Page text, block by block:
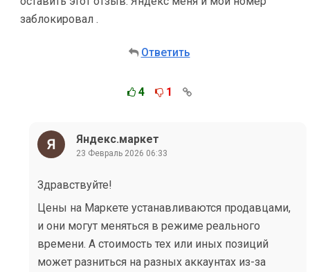
заблокировал .
Ответить
4 1
Яндекс.маркет
23 Февраль 2026 06:33
Здравствуйте!
Цены на Маркете устанавливаются продавцами,
и они могут меняться в режиме реального
времени. А стоимость тех или иных позиций
может разниться на разных аккаунтах из-за